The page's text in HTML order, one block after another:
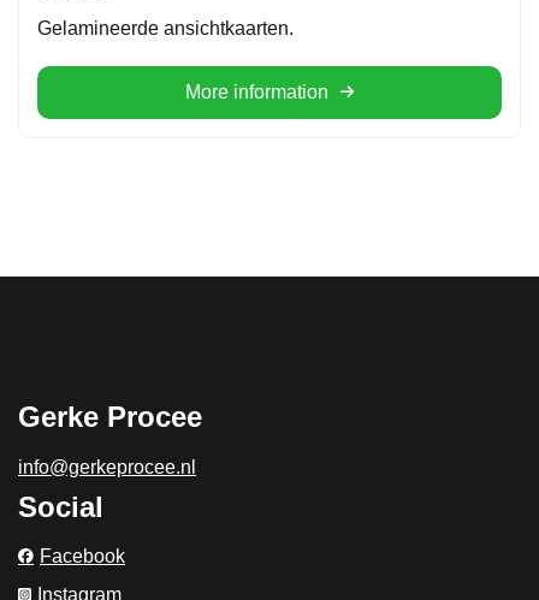
Gelamineerde ansichtkaarten.
More information
Gerke Procee
info@gerkeprocee.nl
Social
Facebook
Instagram